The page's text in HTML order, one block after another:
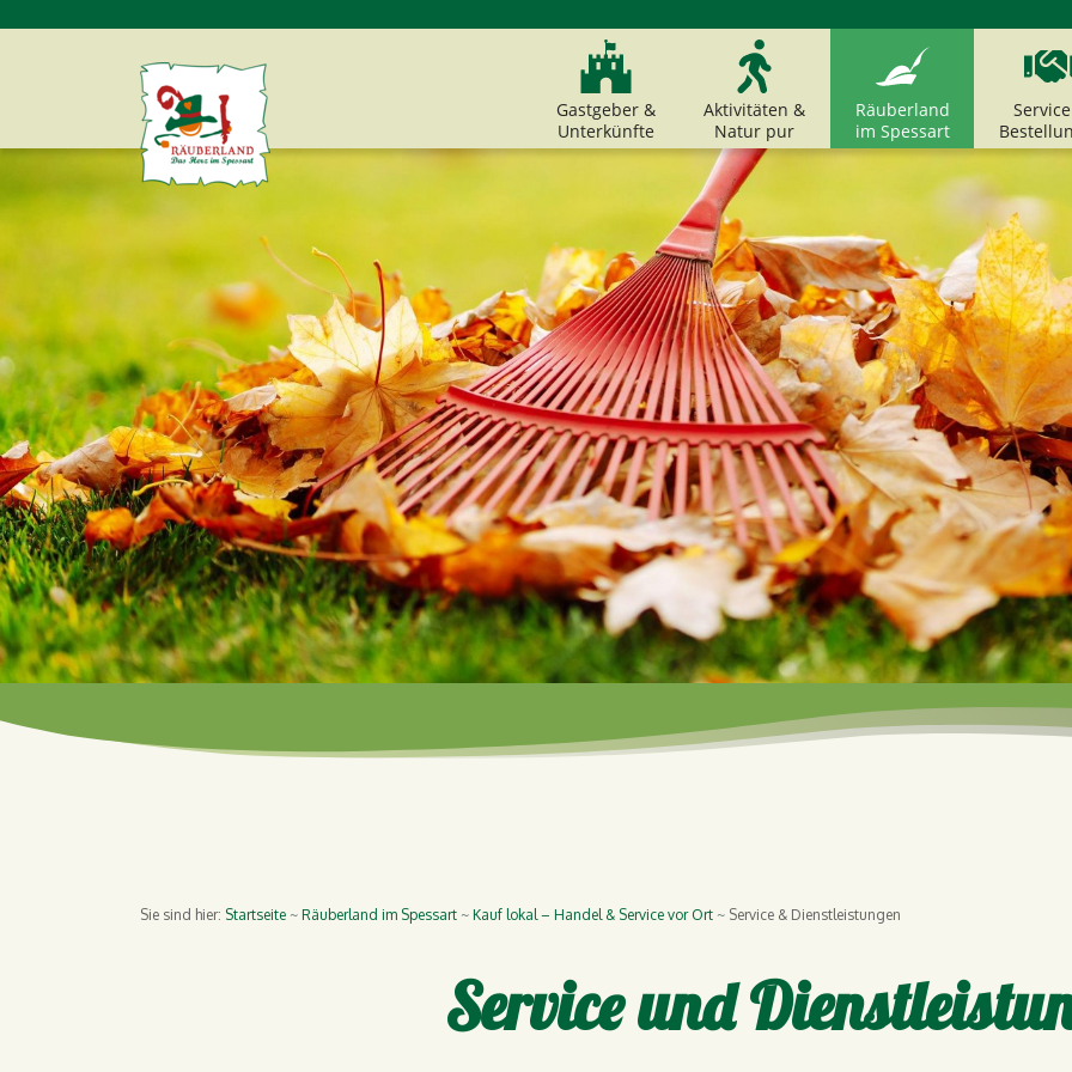
Gastgeber &
Unterkünfte
Aktivitäten &
Natur pur
Räuberland
im Spessart
Sie sind hier: Startseite Räuberland im Spessart Kauf lokal – Handel & Service vor Ort Service & Dienstleistungen
Service und